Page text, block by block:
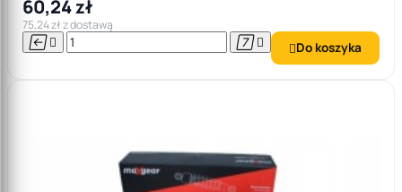
60,24 zł
75,24 zł z dostawą
    Do koszyka